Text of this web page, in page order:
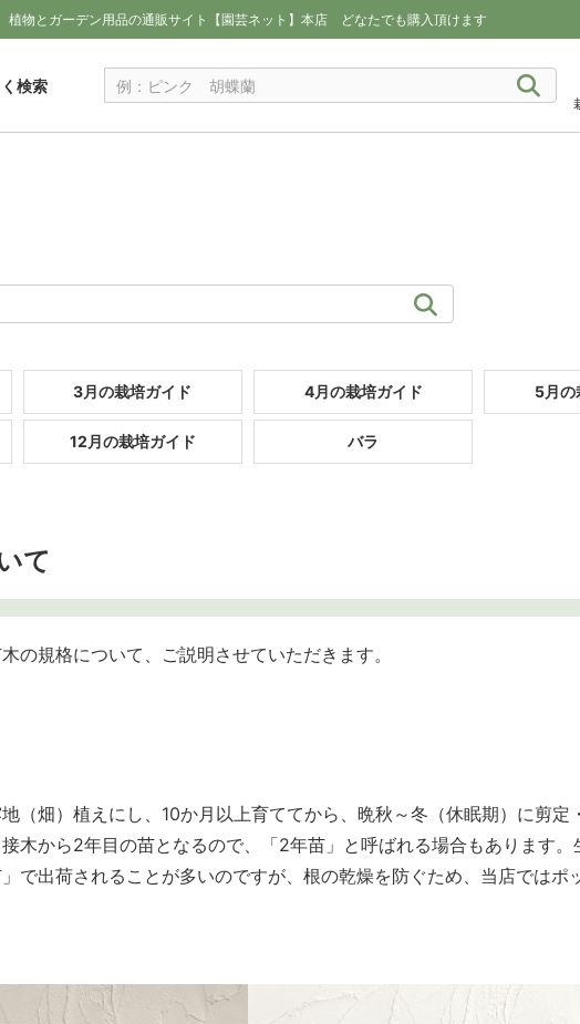
植物とガーデン用品の通販サイト【園芸ネット】本店 どなたでも購入頂けます
検索
3月の栽培ガイド 4月の栽培ガイド 5月の
12月の栽培ガイド バラ
て
の規格について、ご説明させていただきます。
（畑）植えにし、10か月以上育ててから、晩秋～冬（休眠期）に剪定
木から2年目の苗となるので、「2年苗」と呼ばれる場合もあります。
で出荷されることが多いのですが、根の乾燥を防ぐため、当店ではポ